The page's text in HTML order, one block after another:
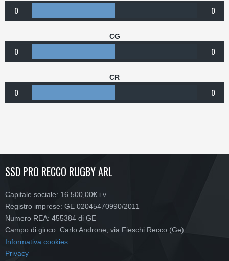
0 0
CG
0 0
CR
0 0
SSD PRO RECCO RUGBY ARL
Capitale sociale: 16.500,00€ i.v.
Registro imprese: GE 02045470990/2011
Numero REA: 455384 di GE
Campo di gioco: Carlo Androne, via Fieschi Recco (Ge)
Informativa cookies
Privacy